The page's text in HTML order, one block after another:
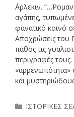
΄Αρλεκιν.
αγάπης,
φανατικό κοινό
Αποχρώσεις του
πάθος τις
περιγραφές τους.
και
Κατηγορίες
ΙΣΤΟΡΙΚΕΣ